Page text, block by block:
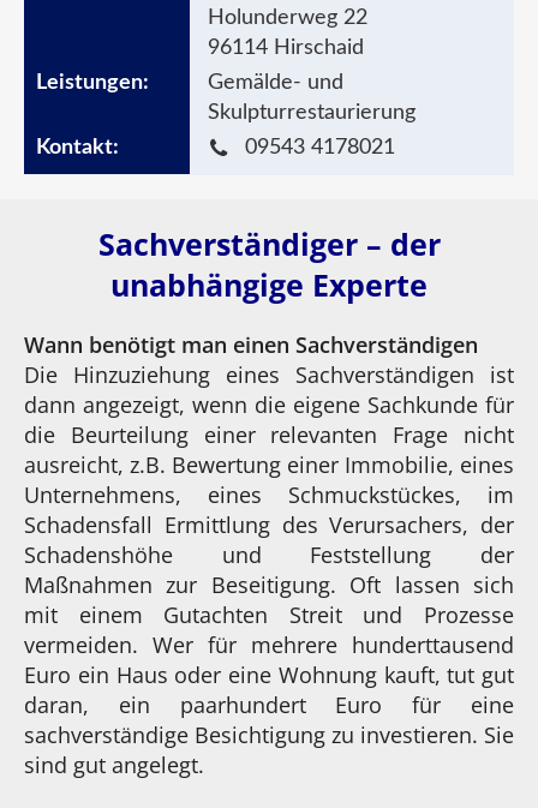
Holunderweg 22
96114 Hirschaid
Gemälde- und
Skulpturrestaurierung
09543 4178021
Sachverständiger – der
unabhängige Experte
Wann benötigt man einen Sachverständigen
Die Hinzuziehung eines Sachverständigen ist
dann angezeigt, wenn die eigene Sachkunde für
die Beurteilung einer relevanten Frage nicht
ausreicht, z.B. Bewertung einer Immobilie, eines
Unternehmens, eines Schmuckstückes, im
Schadensfall Ermittlung des Verursachers, der
Schadenshöhe und Feststellung der
Maßnahmen zur Beseitigung. Oft lassen sich
mit einem Gutachten Streit und Prozesse
vermeiden. Wer für mehrere hunderttausend
Euro ein Haus oder eine Wohnung kauft, tut gut
daran, ein paarhundert Euro für eine
sachverständige Besichtigung zu investieren. Sie
sind gut angelegt.